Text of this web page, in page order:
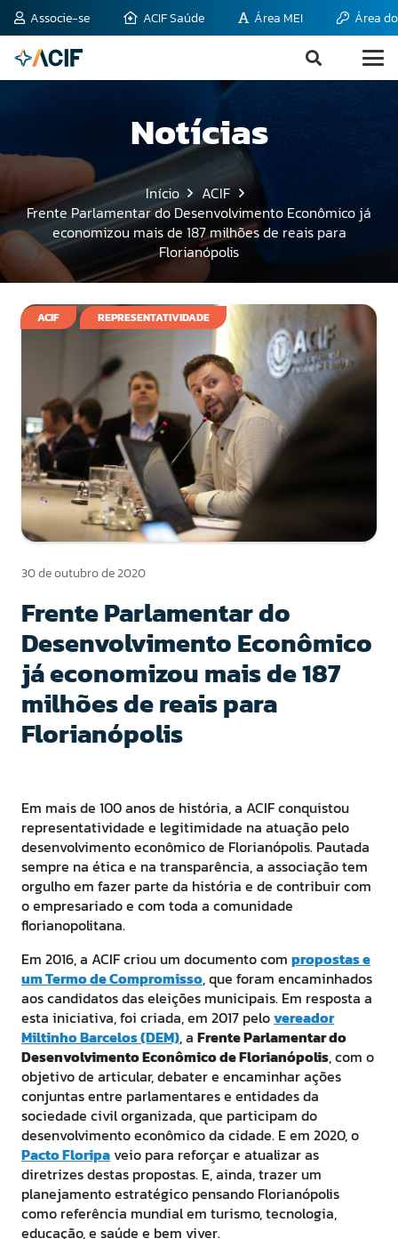
Associe-se ACIF Saúde Área MEI Área
Notícias
Início
ACIF
Frente Parlamentar do Desenvolvimento Econômico já
economizou mais de 187 milhões de reais para
Florianópolis
ACIF REPRESENTATIVIDADE
30 de outubro de 2020
Frente Parlamentar do
Desenvolvimento Econômico
já economizou mais de 187
milhões de reais para
Florianópolis
Em mais de 100 anos de história, a ACIF conquistou
representatividade e legitimidade na atuação pelo
desenvolvimento econômico de Florianópolis. Pautada
sempre na ética e na transparência, a associação tem
orgulho em fazer parte da história e de contribuir com
o empresariado e com toda a comunidade
florianopolitana.
Em 2016, a ACIF criou um documento com propostas e
um Termo de Compromisso, que foram encaminhados
aos candidatos das eleições municipais. Em resposta a
esta iniciativa, foi criada, em 2017 pelovereador
Miltinho Barcelos (DEM), a Frente Parlamentar do
Desenvolvimento Econômico de Florianópolis, com o
objetivo de articular, debater e encaminhar ações
conjuntas entre parlamentares e entidades da
sociedade civil organizada, que participam do
desenvolvimento econômico da cidade. E em 2020, o
Pacto Floripaveio para reforçar e atualizar as
diretrizes destas propostas. E, ainda, trazer um
planejamento estratégico pensando Florianópolis
como referência mundial em turismo, tecnologia,
educação, e saúde e bem viver.